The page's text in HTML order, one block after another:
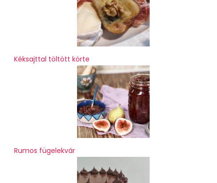
Kéksajttal töltött körte
Rumos fügelekvár